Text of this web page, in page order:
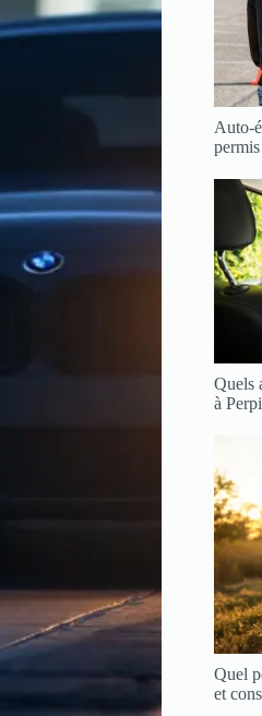
Auto-
Quels
à
Quel
et